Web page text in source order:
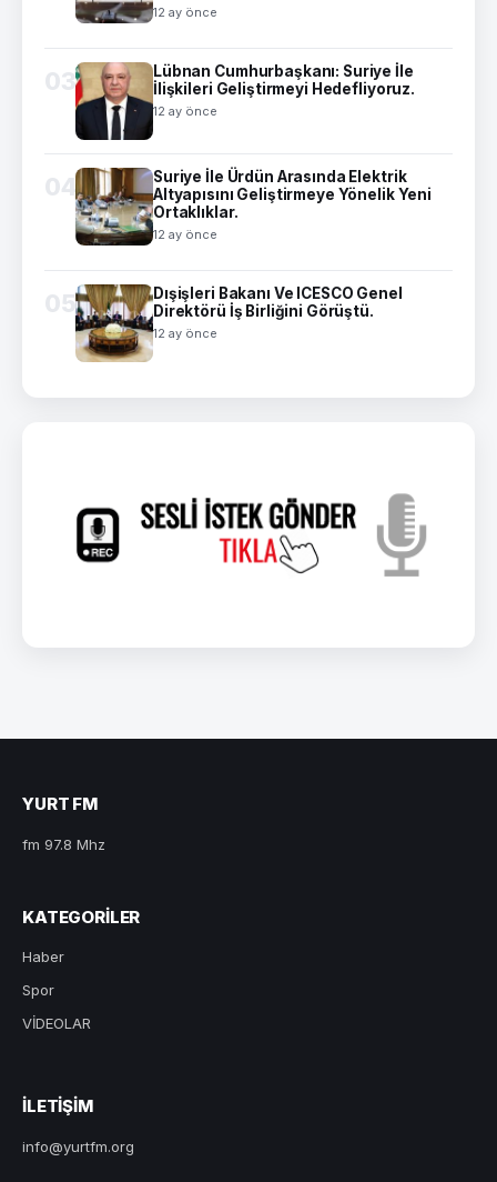
12 ay önce
03
Lübnan Cumhurbaşkanı: Suriye İle
İlişkileri Geliştirmeyi Hedefliyoruz.
12 ay önce
04
Suriye İle Ürdün Arasında Elektrik
Altyapısını Geliştirmeye Yönelik Yeni
Ortaklıklar.
12 ay önce
05
Dışişleri Bakanı Ve ICESCO Genel
Direktörü İş Birliğini Görüştü.
12 ay önce
YURT FM
fm 97.8 Mhz
KATEGORILER
Haber
Spor
VİDEOLAR
ILETIŞIM
info@yurtfm.org